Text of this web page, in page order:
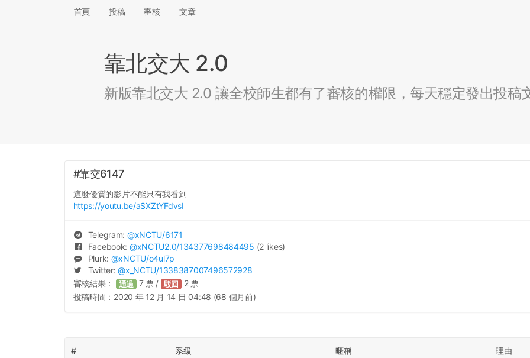
首頁 投稿 審核 文章
靠北交大 2.0
新版靠北交大 2.0 讓全校師生都有了審核的權限，每天穩定發出投稿
#靠交6147
這麼優質的影片不能只有我看到
https://youtu.be/aSXZtYFdvsI
Telegram: @xNCTU/6171
Facebook: @xNCTU2.0/134377698484495 (2 likes)
Plurk: @xNCTU/o4ul7p
Twitter:@x_NCTU/1338387007496572928
審核結果： 通過 7票 / 駁回 2票
投稿時間： 2020 年 12 月 14 日 04:48 (68 個月前)
# 系級 暱稱 理由